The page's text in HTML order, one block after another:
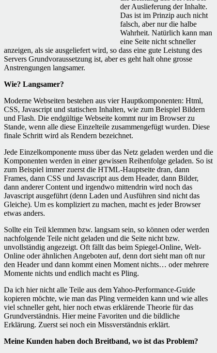
der Auslieferung der Inhalte.
Das ist im Prinzip auch nicht
falsch, aber nur die halbe
Wahrheit. Natürlich kann man
eine Seite nicht schneller
anzeigen, als sie ausgeliefert wird, so dass eine gute Leistung des
Servers Grundvoraussetzung ist, aber es geht halt ohne grosse
Anstrengungen langsamer.
Wie? Langsamer?
Moderne Webseiten bestehen aus vier Hauptkomponenten: Html,
CSS, Javascript und statischen Inhalten, wie zum Beispiel Bildern
und Flash. Die endgültige Webseite kommt nur im Browser zu
Stande, wenn alle diese Einzelteile zusammengefügt wurden. Diese
finale Schritt wird als Rendern bezeichnet.
Jede Einzelkomponente muss über das Netz geladen werden und die
Komponenten werden in einer gewissen Reihenfolge geladen. So ist
zum Beispiel immer zuerst die HTML-Hauptseite dran, dann
Frames, dann CSS und Javascript aus dem Header, dann Bilder,
dann anderer Content und irgendwo mittendrin wird noch das
Javascript ausgeführt (denn Laden und Ausführen sind nicht das
Gleiche). Um es kompliziert zu machen, macht es jeder Browser
etwas anders.
Sollte ein Teil klemmen bzw. langsam sein, so können oder werden
nachfolgende Teile nicht geladen und die Seite nicht bzw.
unvollständig angezeigt. Oft fällt das beim Spiegel-Online, Welt-
Online oder ähnlichen Angeboten auf, denn dort sieht man oft nur
den Header und dann kommt einen Moment nichts… oder mehrere
Momente nichts und endlich macht es Pling.
Da ich hier nicht alle Teile aus dem Yahoo-Performance-Guide
kopieren möchte, wie man das Pling vermeiden kann und wie alles
viel schneller geht, hier noch etwas erklärende Theorie für das
Grundverständnis. Hier meine Favoriten und die bildliche
Erklärung. Zuerst sei noch ein Missverständnis erklärt.
Meine Kunden haben doch Breitband, wo ist das Problem?